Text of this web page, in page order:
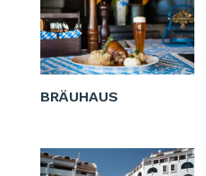
BRÄUHAUS